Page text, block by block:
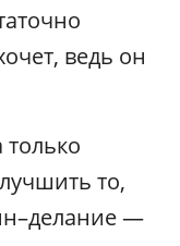
ведь он
то,
—